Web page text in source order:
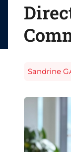
Sandrine